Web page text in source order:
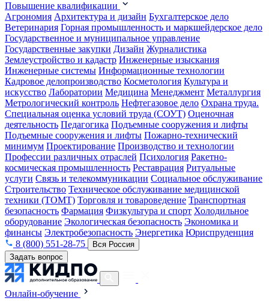
Повышение квалификации
Агрономия Архитектура и дизайн Бухгалтерское дело
Ветеринария Горная промышленность и маркшейдерское дело
Государственное и муниципальное управление
Государственные закупки Дизайн Журналистика
Землеустройство и кадастр Инженерные изыскания
Инженерные системы Информационные технологии
Кадровое делопроизводство Косметология Культура и
искусство Лаборатории Медицина Менеджмент Металлургия
Метрологический контроль Нефтегазовое дело Охрана труда.
Специальная оценка условий труда (СОУТ) Оценочная
деятельность Педагогика Подъемные сооружения и лифты
Подъемные сооружения и лифты Пожарно-технический
минимум Проектирование Производство и технологии
Профессии различных отраслей Психология Ракетно-
космическая промышленность Реставрация Ритуальные
услуги Связь и телекоммуникации Социальное обслуживание
Строительство Техническое обслуживание медицинской
техники (ТОМТ) Торговля и товароведение Транспортная
безопасность Фармация Физкультура и спорт Холодильное
оборудование Экологическая безопасность Экономика и
финансы Электробезопасность Энергетика Юриспруденция
8 (800) 551-28-75
Вся Россия
Задать вопрос
Онлайн-обучение